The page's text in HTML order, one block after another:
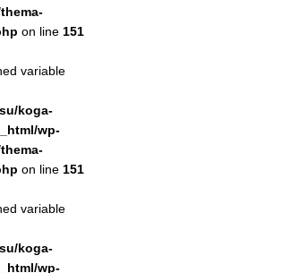
on line 151
variable
koga-
wp-
on line 151
variable
koga-
wp-